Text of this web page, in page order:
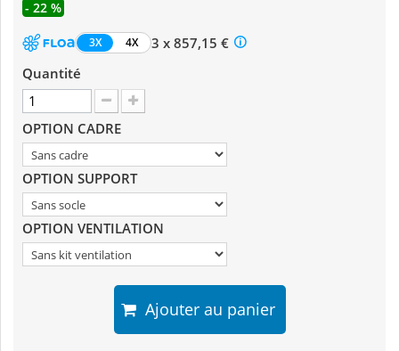
- 22 %
3X 4X
3 x 857,15 €
Quantité
OPTION CADRE
OPTION SUPPORT
OPTION VENTILATION
Ajouter au panier